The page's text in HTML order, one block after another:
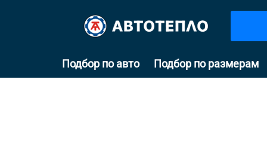
Подбор по авто Подбор по размерам